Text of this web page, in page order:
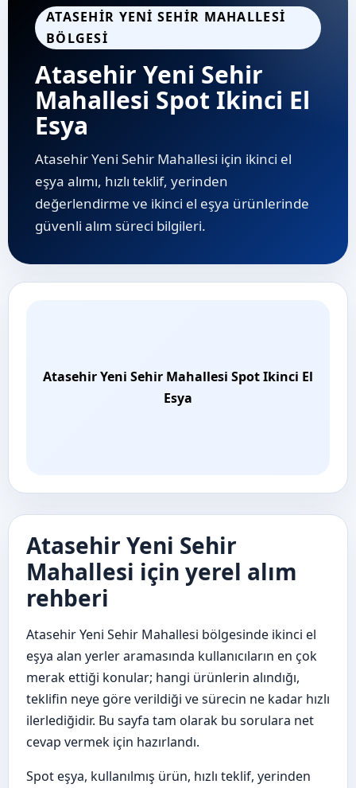
ATASEHIR YENI SEHIR MAHALLESI
BÖLGESI
Atasehir Yeni Sehir
Mahallesi Spot Ikinci El
Esya
Atasehir Yeni Sehir Mahallesi için ikinci el
eşya alımı, hızlı teklif, yerinden
değerlendirme ve i̇kinci el eşya ürünlerinde
güvenli alım süreci bilgileri.
Atasehir Yeni Sehir Mahallesi Spot Ikinci El
Esya
Atasehir Yeni Sehir
Mahallesi için yerel alım
rehberi
Atasehir Yeni Sehir Mahallesi bölgesinde ikinci el
eşya alan yerler aramasında kullanıcıların en çok
merak ettiği konular; hangi ürünlerin alındığı,
teklifin neye göre verildiği ve sürecin ne kadar hızlı
ilerlediğidir. Bu sayfa tam olarak bu sorulara net
cevap vermek için hazırlandı.
Spot eşya, kullanılmış ürün, hızlı teklif, yerinden